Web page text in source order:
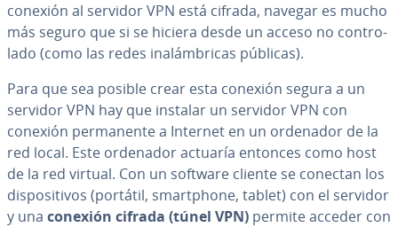
conexión al servidor VPN está cifrada, navegar es mucho
más seguro que si se hiciera desde un acceso no co­n­tro­
la­do (como las redes in­alá­m­bri­cas públicas).
Para que sea posible crear esta conexión segura a un
servidor VPN hay que instalar un servidor VPN con
conexión pe­r­ma­ne­n­te a Internet en un ordenador de la
red local. Este ordenador actuaría entonces como host
de la red virtual. Con un software cliente se conectan los
di­s­po­si­ti­vos (portátil, sma­r­t­pho­ne, tablet) con el servidor
y una conexión cifrada (túnel VPN) permite acceder con